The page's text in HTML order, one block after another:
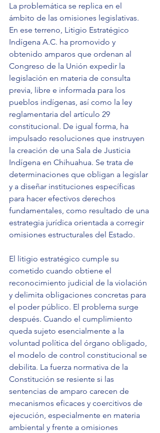
La problemática se replica en el
ámbito de las omisiones legislativas.
En ese terreno, Litigio Estratégico
Indígena A.C. ha promovido y
obtenido amparos que ordenan al
Congreso de la Unión expedir la
legislación en materia de consulta
previa, libre e informada para los
pueblos indígenas, así como la ley
reglamentaria del artículo 29
constitucional. De igual forma, ha
impulsado resoluciones que instruyen
la creación de una Sala de Justicia
Indígena en Chihuahua. Se trata de
determinaciones que obligan a legislar
y a diseñar instituciones específicas
para hacer efectivos derechos
fundamentales, como resultado de una
estrategia jurídica orientada a corregir
omisiones estructurales del Estado.
El litigio estratégico cumple su
cometido cuando obtiene el
reconocimiento judicial de la violación
y delimita obligaciones concretas para
el poder público. El problema surge
después. Cuando el cumplimiento
queda sujeto esencialmente a la
voluntad política del órgano obligado,
el modelo de control constitucional se
debilita. La fuerza normativa de la
Constitución se resiente si las
sentencias de amparo carecen de
mecanismos eficaces y coercitivos de
ejecución, especialmente en materia
ambiental y frente a omisiones